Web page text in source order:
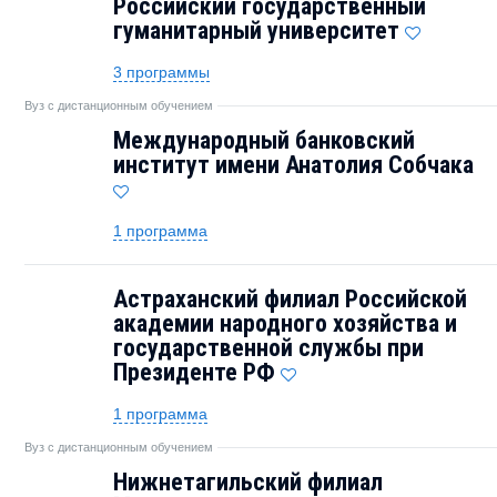
Российский государственный
гуманитарный университет
3 программы
Вуз с дистанционным обучением
Международный банковский
институт имени Анатолия Собчака
1 программа
Астраханский филиал Российской
академии народного хозяйства и
государственной службы при
Президенте РФ
1 программа
Вуз с дистанционным обучением
Нижнетагильский филиал